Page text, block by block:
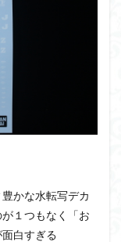
かな水転写デカ
１つもなく「お
白すぎる